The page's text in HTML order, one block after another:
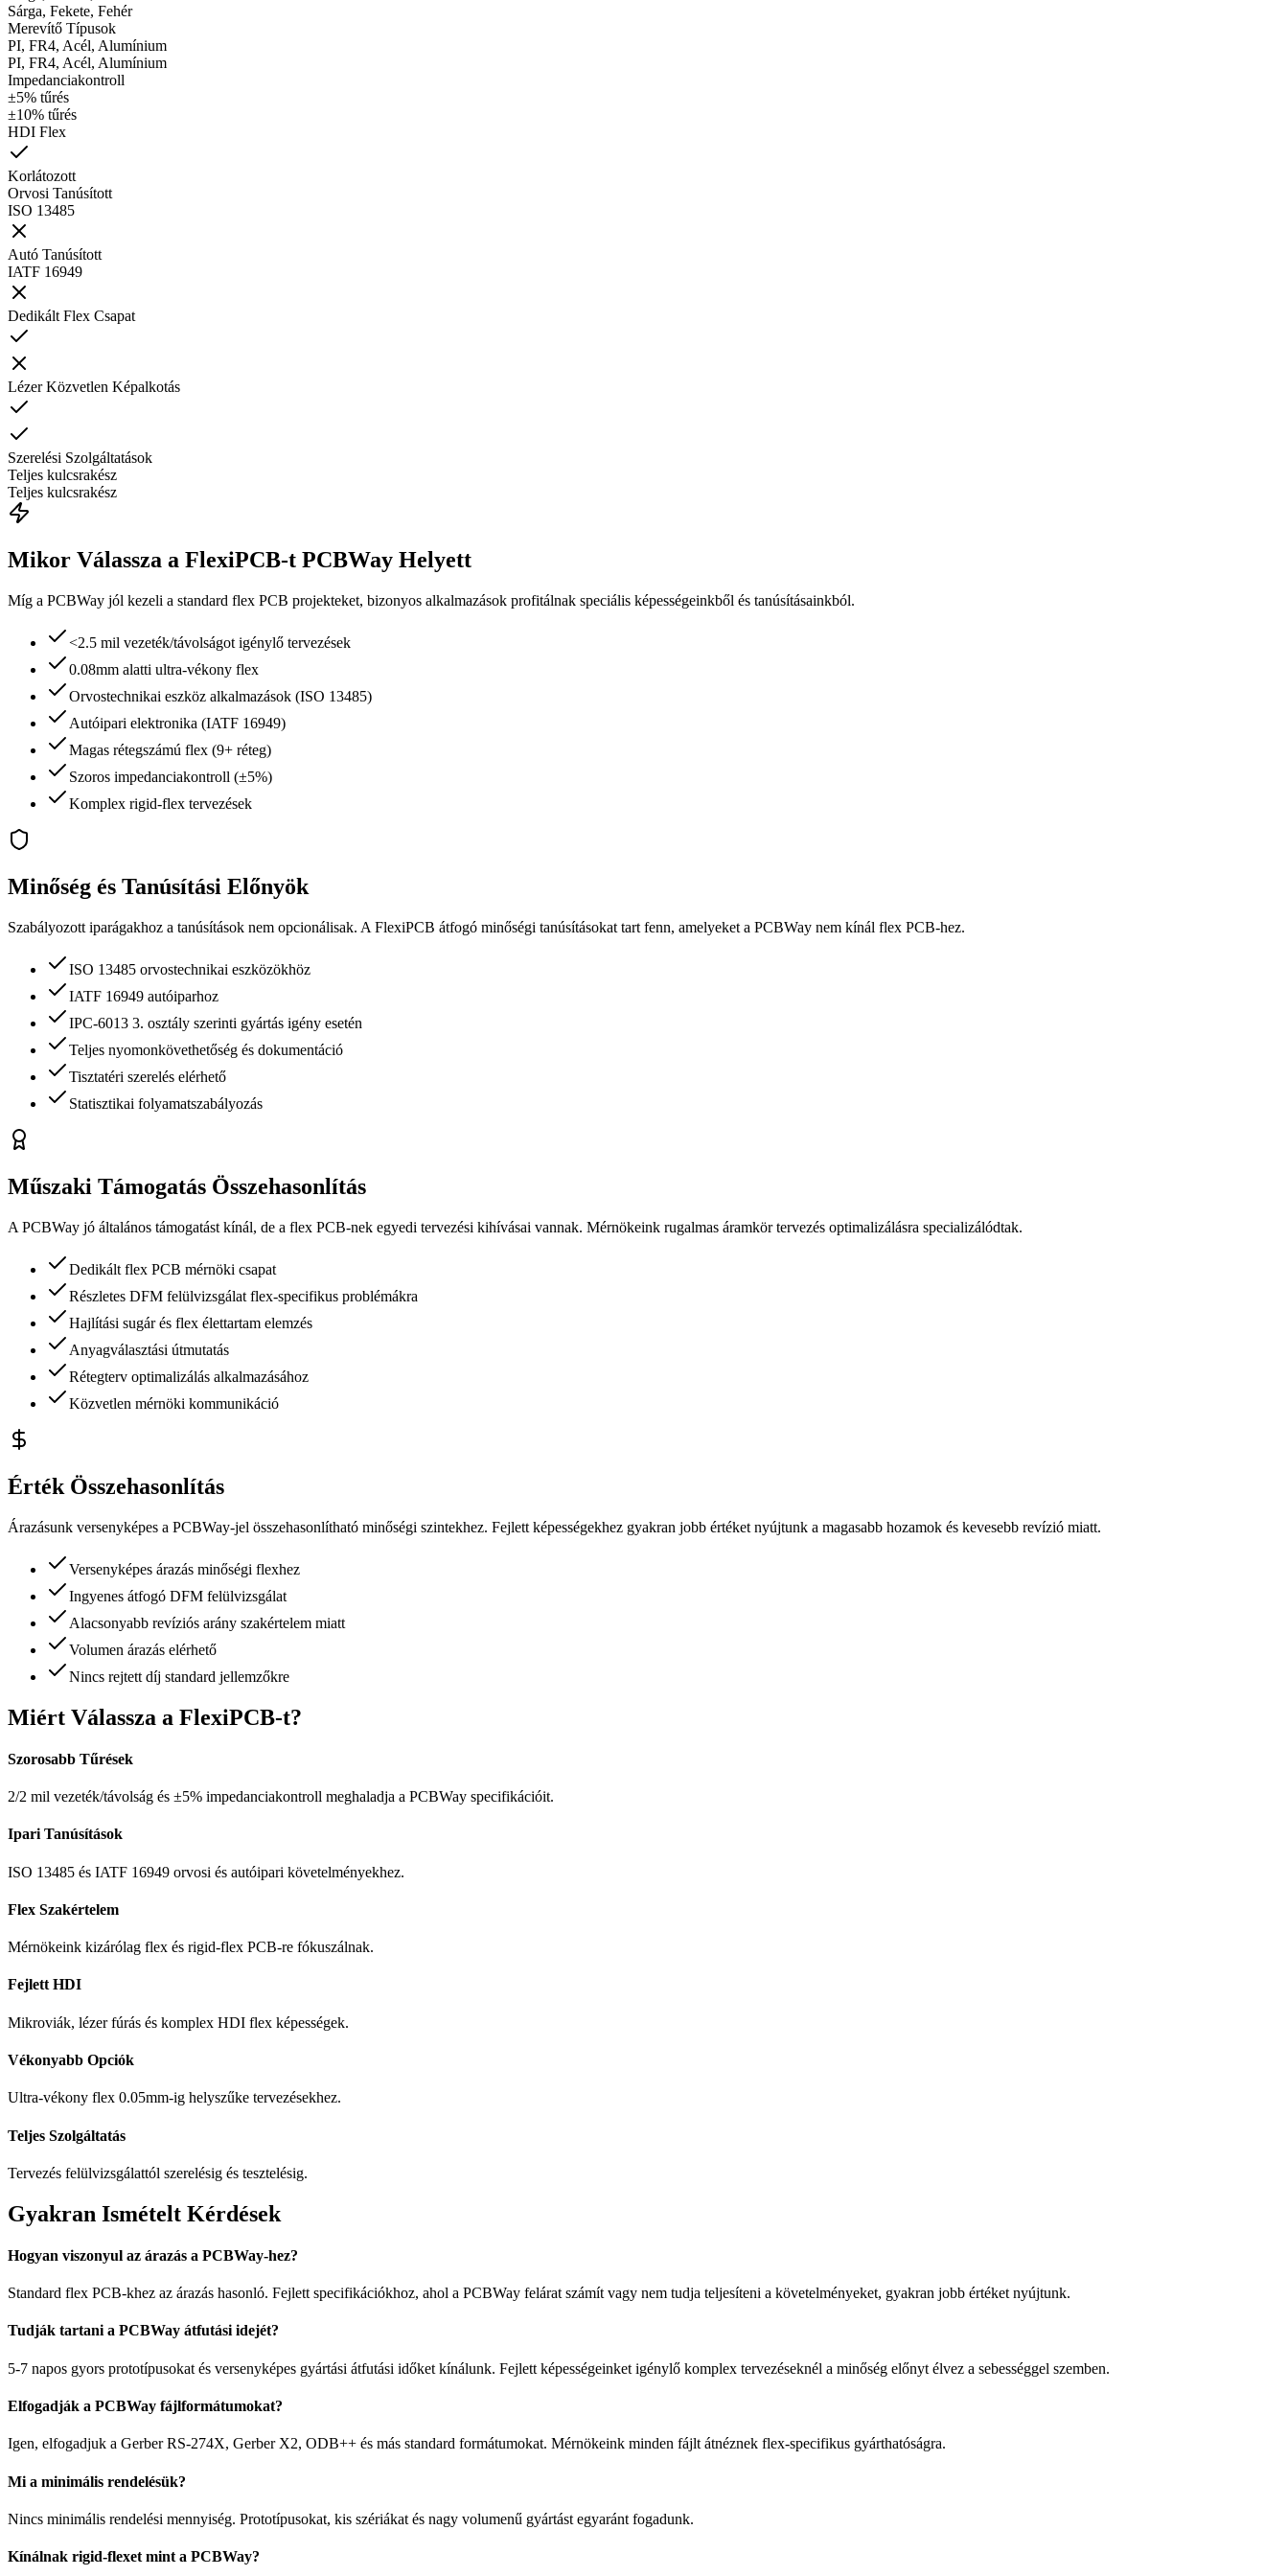
Sárga, Fekete, Fehér
Merevítő Típusok
PI, FR4, Acél, Alumínium
PI, FR4, Acél, Alumínium
Impedanciakontroll
±5% tűrés
±10% tűrés
HDI Flex
Korlátozott
Orvosi Tanúsított
ISO 13485
Autó Tanúsított
IATF 16949
Dedikált Flex Csapat
Lézer Közvetlen Képalkotás
Szerelési Szolgáltatások
Teljes kulcsrakész
Teljes kulcsrakész
Mikor Válassza a FlexiPCB-t PCBWay Helyett
Míg a PCBWay jól kezeli a standard flex PCB projekteket, bizonyos alkalmazások profitálnak speciális képességeinkből és tanúsításainkból.
<2.5 mil vezeték/távolságot igénylő tervezések
0.08mm alatti ultra-vékony flex
Orvostechnikai eszköz alkalmazások (ISO 13485)
Autóipari elektronika (IATF 16949)
Magas rétegszámú flex (9+ réteg)
Szoros impedanciakontroll (±5%)
Komplex rigid-flex tervezések
Minőség és Tanúsítási Előnyök
Szabályozott iparágakhoz a tanúsítások nem opcionálisak. A FlexiPCB átfogó minőségi tanúsításokat tart fenn, amelyeket a PCBWay nem kínál flex PCB-hez.
ISO 13485 orvostechnikai eszközökhöz
IATF 16949 autóiparhoz
IPC-6013 3. osztály szerinti gyártás igény esetén
Teljes nyomonkövethetőség és dokumentáció
Tisztatéri szerelés elérhető
Statisztikai folyamatszabályozás
Műszaki Támogatás Összehasonlítás
A PCBWay jó általános támogatást kínál, de a flex PCB-nek egyedi tervezési kihívásai vannak. Mérnökeink rugalmas áramkör tervezés optimalizálásra specializálódtak.
Dedikált flex PCB mérnöki csapat
Részletes DFM felülvizsgálat flex-specifikus problémákra
Hajlítási sugár és flex élettartam elemzés
Anyagválasztási útmutatás
Rétegterv optimalizálás alkalmazásához
Közvetlen mérnöki kommunikáció
Érték Összehasonlítás
Árazásunk versenyképes a PCBWay-jel összehasonlítható minőségi szintekhez. Fejlett képességekhez gyakran jobb értéket nyújtunk a magasabb hozamok és kevesebb revízió miatt.
Versenyképes árazás minőségi flexhez
Ingyenes átfogó DFM felülvizsgálat
Alacsonyabb revíziós arány szakértelem miatt
Volumen árazás elérhető
Nincs rejtett díj standard jellemzőkre
Miért Válassza a FlexiPCB-t?
Szorosabb Tűrések
2/2 mil vezeték/távolság és ±5% impedanciakontroll meghaladja a PCBWay specifikációit.
Ipari Tanúsítások
ISO 13485 és IATF 16949 orvosi és autóipari követelményekhez.
Flex Szakértelem
Mérnökeink kizárólag flex és rigid-flex PCB-re fókuszálnak.
Fejlett HDI
Mikroviák, lézer fúrás és komplex HDI flex képességek.
Vékonyabb Opciók
Ultra-vékony flex 0.05mm-ig helyszűke tervezésekhez.
Teljes Szolgáltatás
Tervezés felülvizsgálattól szerelésig és tesztelésig.
Gyakran Ismételt Kérdések
Hogyan viszonyul az árazás a PCBWay-hez?
Standard flex PCB-khez az árazás hasonló. Fejlett specifikációkhoz, ahol a PCBWay felárat számít vagy nem tudja teljesíteni a követelményeket, gyakran jobb értéket nyújtunk.
Tudják tartani a PCBWay átfutási idejét?
5-7 napos gyors prototípusokat és versenyképes gyártási átfutási időket kínálunk. Fejlett képességeinket igénylő komplex tervezéseknél a minőség előnyt élvez a sebességgel szemben.
Elfogadják a PCBWay fájlformátumokat?
Igen, elfogadjuk a Gerber RS-274X, Gerber X2, ODB++ és más standard formátumokat. Mérnökeink minden fájlt átnéznek flex-specifikus gyárthatóságra.
Mi a minimális rendelésük?
Nincs minimális rendelési mennyiség. Prototípusokat, kis szériákat és nagy volumenű gyártást egyaránt fogadunk.
Kínálnak rigid-flexet mint a PCBWay?